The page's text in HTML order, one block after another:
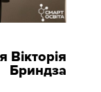
Вікторія
Бриндза